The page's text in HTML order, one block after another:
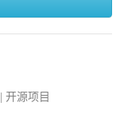
开源项目